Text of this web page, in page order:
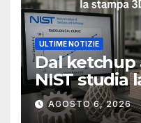
ULTIME NOTIZIE
Dal ketchup
NIST studia
rendere più
stampa 3D
AGOSTO 6, 2026